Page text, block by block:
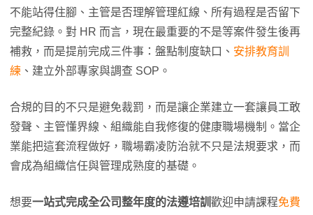
不能站得住腳、主管是否理解管理紅線、所有過程是否留下
完整紀錄。對 HR 而言，現在最重要的不是等案件發生後再
補救，而是提前完成三件事：盤點制度缺口、 安排教育訓
練 、建立外部專家與調查 SOP。
合規的目的不只是避免裁罰，而是讓企業建立一套讓員工敢
發聲、主管懂界線、組織能自我修復的健康職場機制。當企
業能把這套流程做好，職場霸凌防治就不只是法規要求，而
會成為組織信任與管理成熟度的基礎。
想要一站式完成全公司整年度的法遵培訓 歡迎申請課程免費